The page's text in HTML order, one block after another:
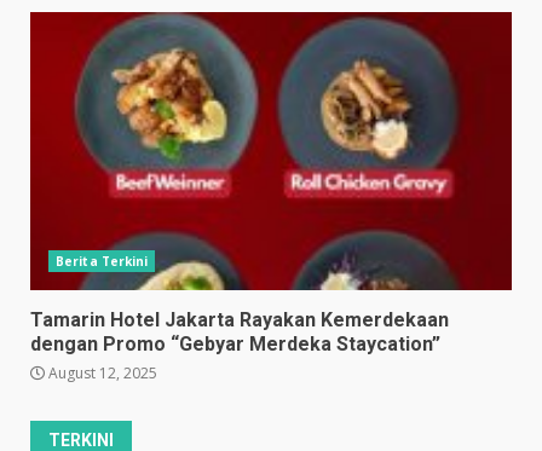
Berita Terkini
Tamarin Hotel Jakarta Rayakan Kemerdekaan
dengan Promo “Gebyar Merdeka Staycation”
August 12, 2025
TERKINI